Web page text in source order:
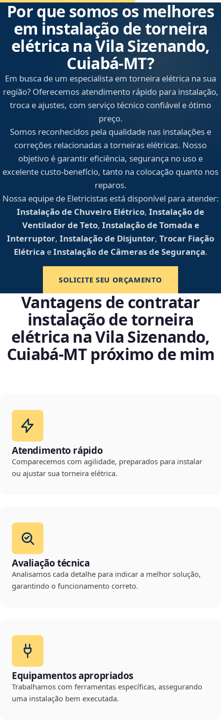
Por que somos os melhores
em instalação de torneira
elétrica na Vila Sizenando,
Cuiabá‑MT?
Em busca de um especialista em torneira elétrica na sua
região? Oferecemos atendimento rápido para instalação,
troca e ajustes, com serviço técnico confiável e ótimo
preço.
Somos reconhecidos pela qualidade nas instalações e
correções relacionadas a torneiras elétricas. Nosso
objetivo é garantir eficiência, segurança no uso e
excelente custo-benefício, tanto na colocação quanto nos
reparos.
Nossa equipe de Eletricistas está disponível para atender:
Instalação de Chuveiro Elétrico, Instalação de
Ventilador de Teto, Instalação de Tomada e
Interruptor, Instalação de Disjuntor, Trocar Fiação
Elétrica eInstalação de Câmeras de Segurança.
SOLICITE SEU ORÇAMENTO
Vantagens de contratar
instalação de torneira
elétrica na Vila Sizenando,
Cuiabá‑MT próximo de mim
Atendimento rápido
Comparecemos com agilidade, preparados para instalar
ou ajustar sua torneira elétrica.
Avaliação técnica
Analisamos cada detalhe para indicar a melhor solução,
garantindo o funcionamento correto.
Equipamentos apropriados
Trabalhamos com ferramentas específicas, assegurando
uma instalação bem executada.